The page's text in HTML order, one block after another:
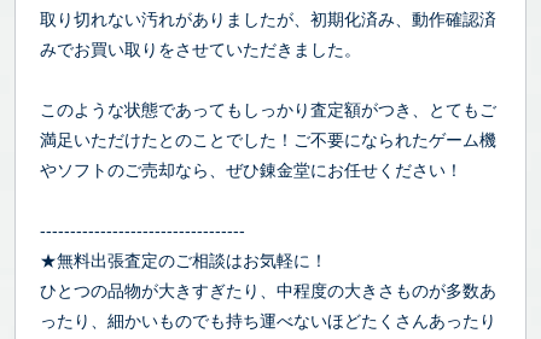
取り切れない汚れがありましたが、初期化済み、動作確認済
みでお買い取りをさせていただきました。
このような状態であってもしっかり査定額がつき、とてもご
満足いただけたとのことでした！ご不要になられたゲーム機
やソフトのご売却なら、ぜひ錬金堂にお任せください！
----------------------------------
★無料出張査定のご相談はお気軽に！
ひとつの品物が大きすぎたり、中程度の大きさものが多数あ
ったり、細かいものでも持ち運べないほどたくさんあったり